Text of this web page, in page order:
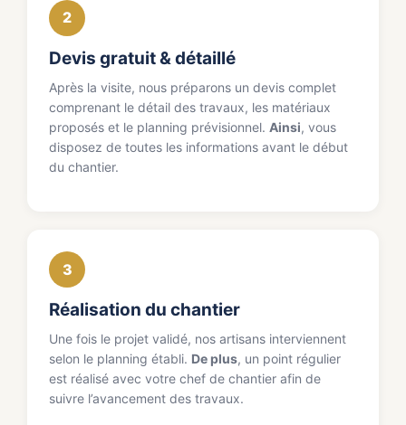
2
Devis gratuit & détaillé
Après la visite, nous préparons un devis complet
comprenant le détail des travaux, les matériaux
proposés et le planning prévisionnel. Ainsi, vous
disposez de toutes les informations avant le début
du chantier.
3
Réalisation du chantier
Une fois le projet validé, nos artisans interviennent
selon le planning établi. De plus, un point régulier
est réalisé avec votre chef de chantier afin de
suivre l’avancement des travaux.